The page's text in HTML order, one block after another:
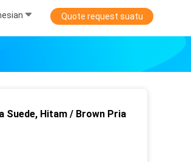
Quote request suatu
Suede, Hitam / Brown Pria